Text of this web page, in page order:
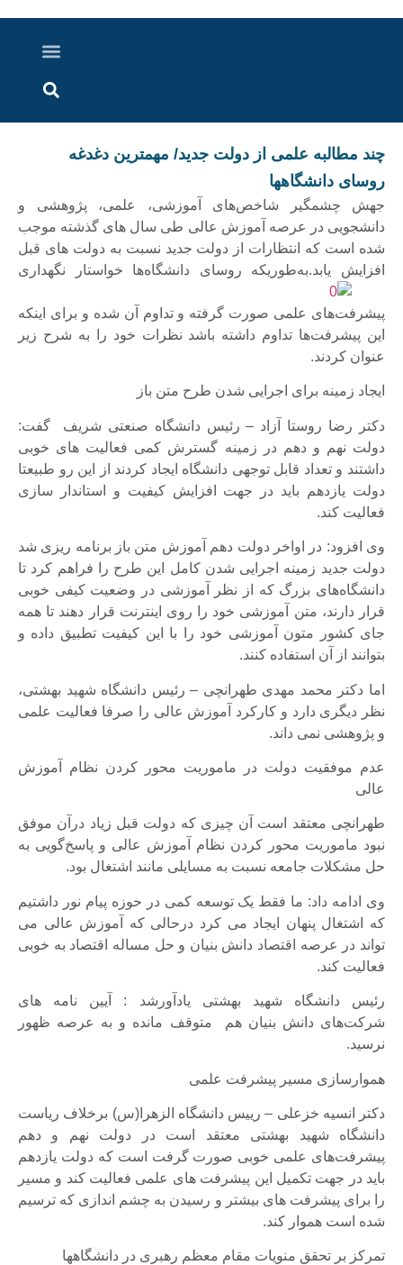
چند مطالبه علمی از دولت جدید/ مهمترین دغدغه‌
روسای دانشگاهها
جهش چشمگیر شاخص‌های آموزشی، علمی، پژوهشی و
دانشجویی در عرصه آموزش عالی طی سال های گذشته موجب
شده است که انتظارات از دولت جدید نسبت به دولت های قبل
افزایش یابد.به‌طوریکه روسای دانشگاه‌ها خواستار نگهداری
پیشرفت‌های علمی صورت گرفته و تداوم آن شده و برای اینکه
این پیشرفت‌ها تداوم داشته باشد نظرات خود را به شرح زیر
عنوان کردند.
ایجاد زمینه برای اجرایی شدن طرح متن باز
دکتر رضا روستا آزاد – رئیس دانشگاه صنعتی شریف گفت:
دولت نهم و دهم در زمینه گسترش کمی فعالیت های خوبی
داشتند و تعداد قابل توجهی دانشگاه ایجاد کردند از این رو طبیعتا
دولت یازدهم باید در جهت افزایش کیفیت و استاندار سازی
فعالیت کند.
وی افزود: در اواخر دولت دهم آموزش متن باز برنامه ریزی شد
دولت جدید زمینه اجرایی شدن کامل این طرح را فراهم کرد تا
دانشگاه‌های بزرگ که از نظر آموزشی در وضعیت کیفی خوبی
قرار دارند، متن آموزشی خود را روی اینترنت قرار دهند تا همه
جای کشور متون آموزشی خود را با این کیفیت تطبیق داده و
بتوانند از آن استفاده کنند.
اما دکتر محمد مهدی طهرانچی – رئیس دانشگاه شهید بهشتی،
نظر دیگری دارد و کارکرد آموزش عالی را صرفا فعالیت علمی
و پژوهشی نمی داند.
عدم موفقیت دولت در ماموریت محور کردن نظام آموزش
عالی
طهرانچی معتقد است آن چیزی که دولت قبل زیاد درآن موفق
نبود ماموریت محور کردن نظام آموزش عالی و پاسخ‌گویی به
حل مشکلات جامعه نسبت به مسایلی مانند اشتغال بود.
وی ادامه داد: ما فقط یک توسعه کمی در حوزه پیام نور داشتیم
که اشتغال پنهان ایجاد می کرد درحالی که آموزش عالی می
تواند در عرصه اقتصاد دانش بنیان و حل مساله اقتصاد به خوبی
فعالیت کند.
رئیس دانشگاه شهید بهشتی یادآورشد : آیین نامه های
شرکت‌های دانش بنیان هم متوقف مانده و به عرصه ظهور
نرسید.
هموارسازی مسیر پیشرفت علمی
دکتر انسیه خزعلی – رییس دانشگاه الزهرا(س) برخلاف ریاست
دانشگاه شهید بهشتی معتقد است در دولت نهم و دهم
پیشرفت‌های علمی خوبی صورت گرفت است که دولت یازدهم
باید در جهت تکمیل این پیشرفت های علمی فعالیت کند و مسیر
را برای پیشرفت های بیشتر و رسیدن به چشم اندازی که ترسیم
شده است هموار کند.
تمرکز بر تحقق منویات مقام معظم رهبری در دانشگاهها